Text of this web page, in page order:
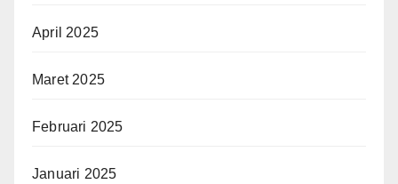
April 2025
Maret 2025
Februari 2025
Januari 2025